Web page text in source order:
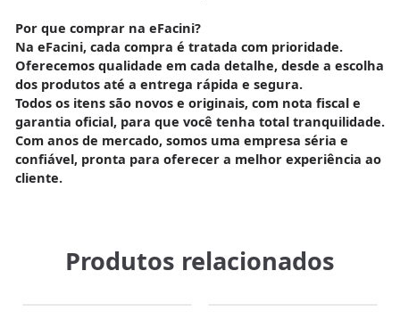
Por que comprar na eFacini?
Na eFacini, cada compra é tratada com prioridade.
Oferecemos qualidade em cada detalhe, desde a escolha
dos produtos até a entrega rápida e segura.
Todos os itens são novos e originais, com nota fiscal e
garantia oficial, para que você tenha total tranquilidade.
Com anos de mercado, somos uma empresa séria e
confiável, pronta para oferecer a melhor experiência ao
cliente.
Produtos relacionados